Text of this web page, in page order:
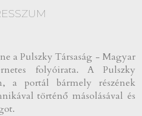
a Pulszky Társaság - Magyar
folyóirata. A Pulszky
a portál bármely részének
történő másolásával és